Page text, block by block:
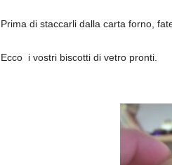
Prima di staccarli dalla carta forno,
Ecco i vostri biscotti di vetro pronti.